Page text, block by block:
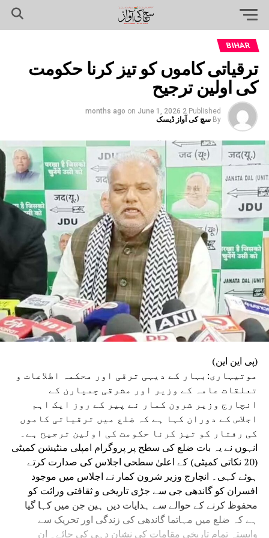
BIHAR
ترقیاتی کاموں کو تیز کرنا حکومت
کی اولین ترجیح
Published
2 months ago
on June 1, 2026
By سچ کی آواز ڈیسک
(پی این این)
موتیہاری:بہار کے دیہی ترقی اور محکمہ اطلاعات و
تعلقات عامہ کے وزیر اور مشرقی چمپارن کے
انچارج وزیر شرون کمار نے پیر کے روز ایک اہم
اجلاس کے دوران کہا ہے کہ ضلع میں ترقیاتی کاموں
کی رفتار کو تیز کرنا حکومت کی اولین ترجیح ہے۔
انہوں نے یہ بات ضلع کی سطح پر پروگرام امپلی منٹیشن کمیٹی
(20 نکاتی کمیٹی) کے اعلیٰ سطحی اجلاس کی صدارت کرتے
ہوئے کہی۔ انچارج وزیر شرون کمار نے اجلاس میں موجود
افسران کو گاندھی جی سے جڑی تاریخی و ثقافتی وراثت کو
محفوظ کرنے کے حوالے سے ہدایات دیں ہین جن میں کہا گیا
ہے کہ ضلع میں مہاتما گاندھی کی زندگی اور تحریک سے
وابستہ تمام تاریخی مقامات کی نشان دہی کی جائے۔ ان